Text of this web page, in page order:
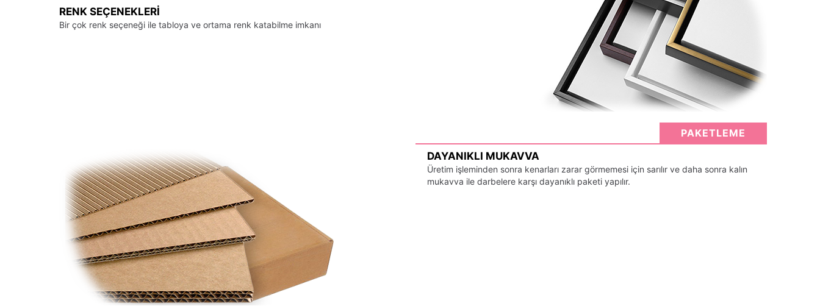
RENK SEÇENEKLERI
Bir çok renk seçeneği ile tabloya ve ortama renk katabilme imkanı
PAKETLEME
DAYANIKLI MUKAVVA
Üretim işleminden sonra kenarları zarar görmemesi için sarılır ve daha sonra kalın
mukavva ile darbelere karşı dayanıklı paketi yapılır.